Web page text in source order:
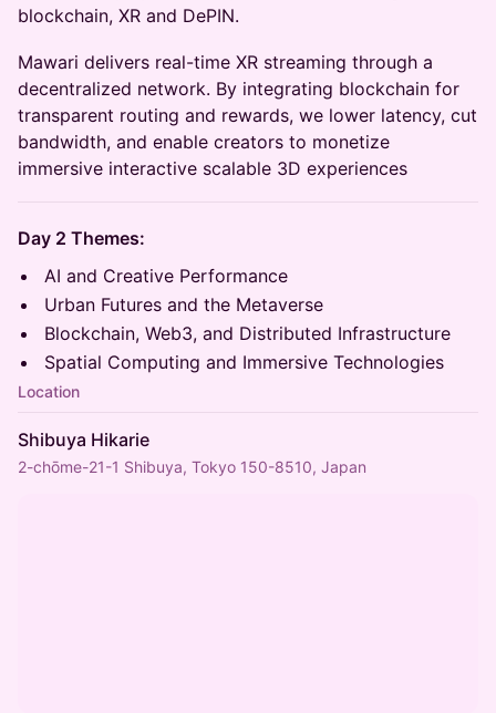
blockchain, XR and DePIN.
Mawari delivers real-time XR streaming through a
decentralized network. By integrating blockchain for
transparent routing and rewards, we lower latency, cut
bandwidth, and enable creators to monetize
immersive interactive scalable 3D experiences
Day 2 Themes:
AI and Creative Performance
Urban Futures and the Metaverse
Blockchain, Web3, and Distributed Infrastructure
Spatial Computing and Immersive Technologies
Location
Shibuya Hikarie
2-chōme-21-1 Shibuya, Tokyo 150-8510, Japan